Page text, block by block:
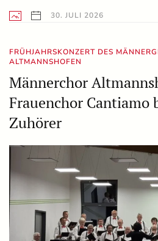
30. JULI 2026
FRÜHJAHRSKONZERT DES
ALTMANNSHOFEN
Männerchor
Frauenchor Cantiamo
Zuhörer